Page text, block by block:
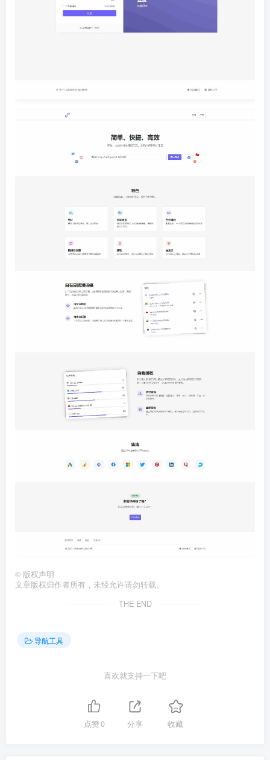
© 版权声明
文章版权归作者所有，未经允许请勿转载。
THE END
导航工具
喜欢就支持一下吧
点赞0 分享 收藏